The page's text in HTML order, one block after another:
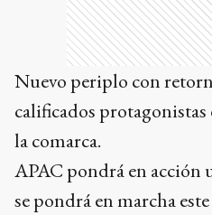
Nuevo periplo con
calificados
la comarca.
APAC pondrá en acción
se pondrá en marcha